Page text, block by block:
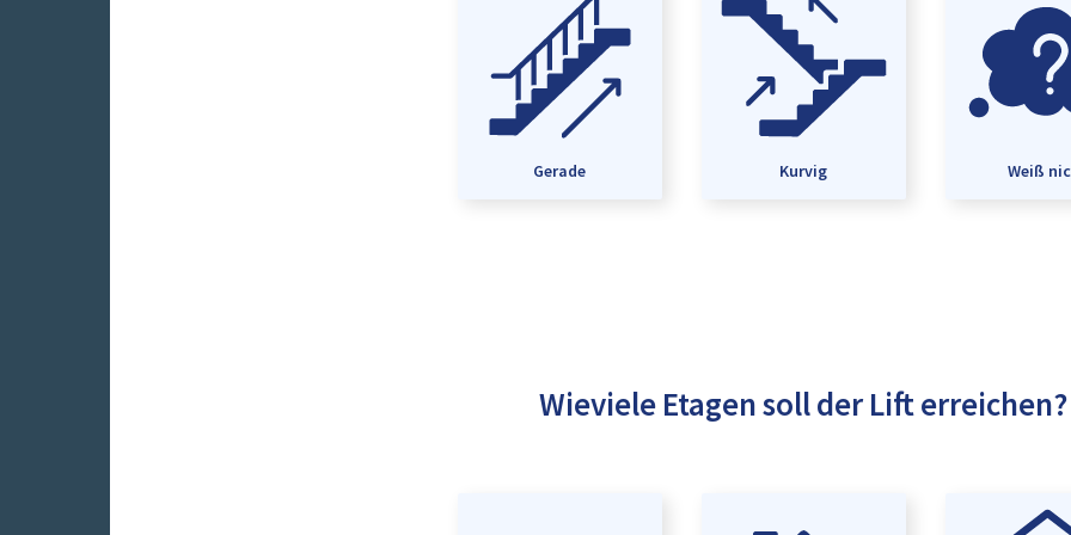
Gerade Kurvig Weiß
Wieviele Etagen soll der Lift erreichen?